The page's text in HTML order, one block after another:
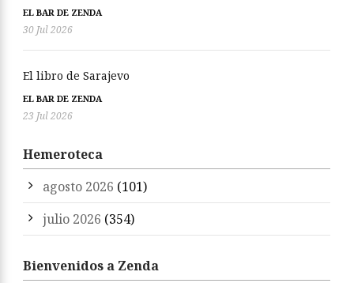
EL BAR DE ZENDA
30 Jul 2026
El libro de Sarajevo
EL BAR DE ZENDA
23 Jul 2026
Hemeroteca
agosto 2026 (101)
julio 2026 (354)
Bienvenidos a Zenda